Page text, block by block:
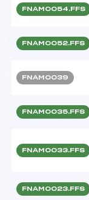
FNAM0054.FFS
FNAM0052.FFS
FNAM0039
FNAM0035.FFS
FNAM0033.FFS
FNAM0023.FFS